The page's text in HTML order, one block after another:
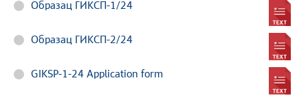
Образац ГИКСП-1/24
Образац ГИКСП-2/24
GIKSP-1-24 Application form